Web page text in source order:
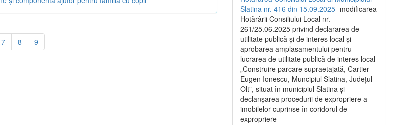
7 8 9
Slatina nr. 416 din 15.09.2025- modificarea
Hotărârii Consiliului Local nr.
261/25.06.2025 privind declararea de
utilitate publică și de interes local și
aprobarea amplasamentului pentru
lucrarea de utilitate publică de interes local
„Construire parcare supraetajată, Cartier
Eugen Ionescu, Muncipiul Slatina, Județul
Olt”, situat în municipiul Slatina și
declanșarea procedurii de expropriere a
imobilelor cuprinse în coridorul de
expropriere